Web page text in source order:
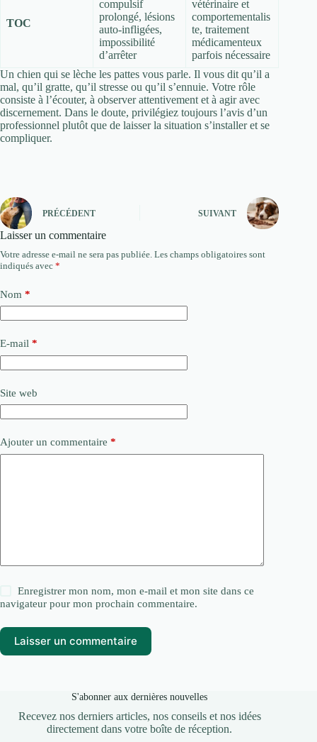
TOC
compulsif
prolongé, lésions
auto-infligées,
impossibilité
d’arrêter
vétérinaire et
comportementalis
te, traitement
médicamenteux
parfois nécessaire
Un chien qui se lèche les pattes vous parle. Il vous dit qu’il a
mal, qu’il gratte, qu’il stresse ou qu’il s’ennuie. Votre rôle
consiste à l’écouter, à observer attentivement et à agir avec
discernement. Dans le doute, privilégiez toujours l’avis d’un
professionnel plutôt que de laisser la situation s’installer et se
compliquer.
PRÉCÉDENT SUIVANT
Laisser un commentaire
Votre adresse e-mail ne sera pas publiée. Les champs obligatoires sont
indiqués avec *
Nom *
E-mail *
Site web
Ajouter un commentaire *
Enregistrer mon nom, mon e-mail et mon site dans ce
navigateur pour mon prochain commentaire.
Laisser un commentaire
S'abonner aux dernières nouvelles
Recevez nos derniers articles, nos conseils et nos idées
directement dans votre boîte de réception.